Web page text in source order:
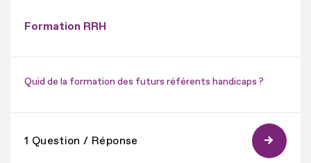
Formation RRH
Quid de la formation des futurs référents handicaps ?
1 Question / Réponse